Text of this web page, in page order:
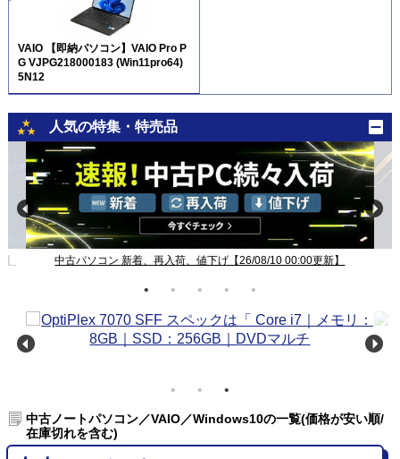
VAIO 【即納パソコン】VAIO Pro P
G VJPG218000183 (Win11pro64)
5N12
人気の特集・特売品
中古パソコン 新着、再入荷、値下げ【26/08/10 00:00更新】
中古ノートパソコン／VAIO／Windows10の一覧(価格が安い順/
在庫切れを含む)